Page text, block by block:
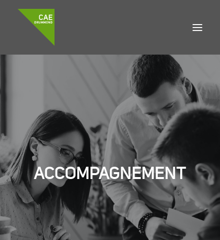
Développement local
Emplois
DEMANDE DE FINANCEMENT
Accueil
Nouvelles
Événements
ACCOMPAGNEMENT